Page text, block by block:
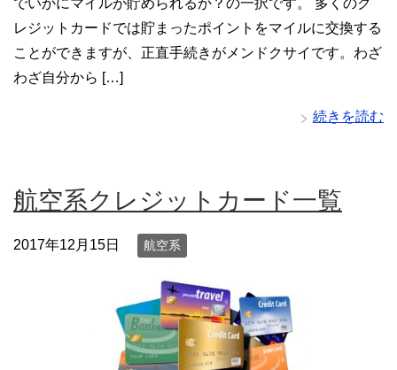
でいかにマイルが貯められるか？の一択です。 多くのク
レジットカードでは貯まったポイントをマイルに交換する
ことができますが、正直手続きがメンドクサイです。わざ
わざ自分から […]
続きを読む
航空系クレジットカード一覧
2017年12月15日 航空系